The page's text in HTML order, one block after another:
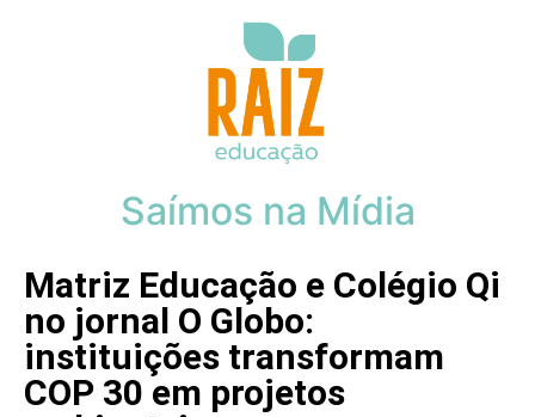
Saímos na Mídia
Matriz Educação e Colégio Qi
no jornal O Globo:
instituições transformam
COP 30 em projetos